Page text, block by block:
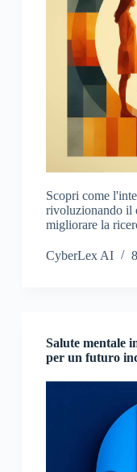
Scopri come
rivoluzionando il
migliorare la
CyberLex AI
Salute mentale
per un futuro